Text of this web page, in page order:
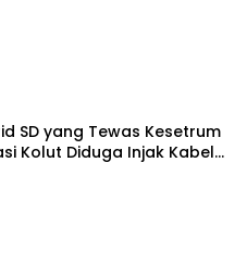
SD yang Tewas Kesetrum
Kolut Diduga Injak Kabel